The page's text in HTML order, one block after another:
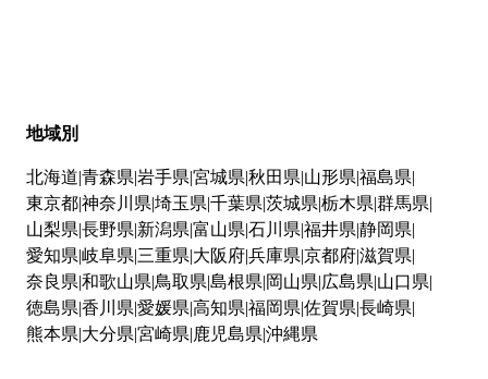
地域別
北海道 青森県 岩手県 宮城県 秋田県 山形県 福島県
東京都神奈川県 埼玉県 千葉県 茨城県 栃木県 群馬県
山梨県 長野県 新潟県 富山県 石川県 福井県 静岡県
愛知県 岐阜県 三重県 大阪府兵庫県 京都府滋賀県
奈良県 和歌山県 鳥取県 島根県 岡山県 広島県 山口県
徳島県 香川県 愛媛県 高知県 福岡県 佐賀県 長崎県
熊本県 大分県 宮崎県 鹿児島県 沖縄県